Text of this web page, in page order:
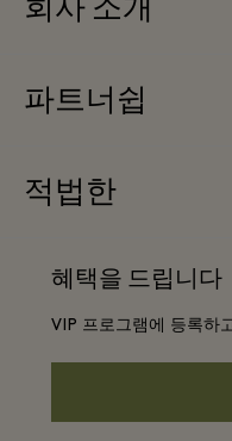
회사 소개
연락처
커리어
앱 다운로드
파트너쉽
단체 예약
적법한
프리빌리지 약관
혜택을 드립니다
VIP 프로그램에 등록하